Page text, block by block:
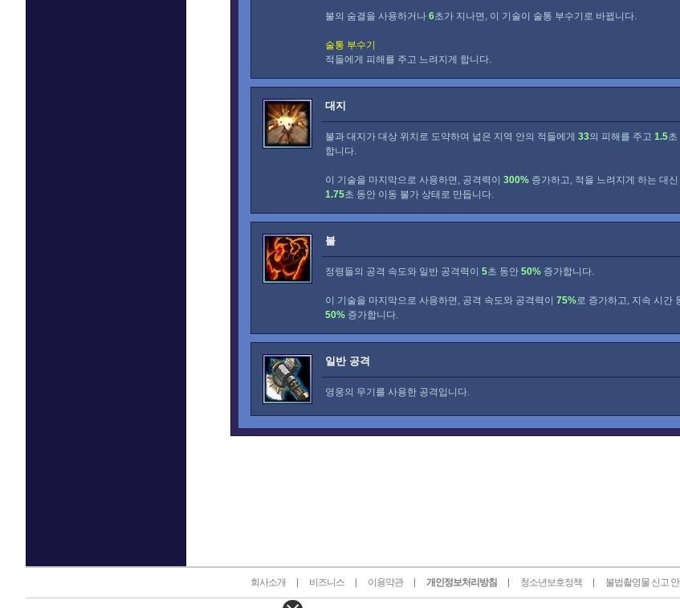
불의 숨결을 사용하거나 6초가 지나면, 이 기술이 술통 부수기로 바뀝니다.
술통 부수기
적들에게 피해를 주고 느려지게 합니다.
대지
불과 대지가 대상 위치로 도약하여 넓은 지역 안의 적들에게 33의 피해를 주고 1.5초
합니다.
이 기술을 마지막으로 사용하면, 공격력이 300% 증가하고, 적을 느려지게 하는 대
1.75초 동안 이동 불가 상태로 만듭니다.
불
정령들의 공격 속도와 일반 공격력이 5초 동안 50% 증가합니다.
이 기술을 마지막으로 사용하면, 공격 속도와 공격력이 75%로 증가하고, 지속 시간
50% 증가합니다.
일반 공격
영웅의 무기를 사용한 공격입니다.
회사소개 비즈니스 이용약관 개인정보처리방침 청소년보호정책 불법촬영물 신고